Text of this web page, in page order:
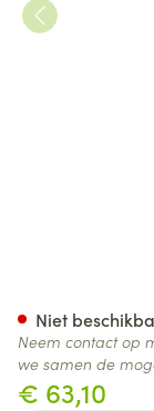
€ 63,10
Niet
Neem contact op
we samen de